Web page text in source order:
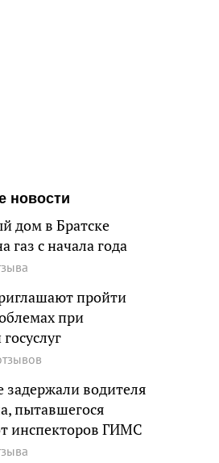
новости
дом в Братске
газ с начала года
пройти
при
задержали водителя
пытавшегося
инспекторов ГИМС